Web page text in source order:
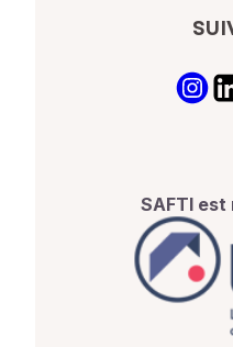
SAFTI est